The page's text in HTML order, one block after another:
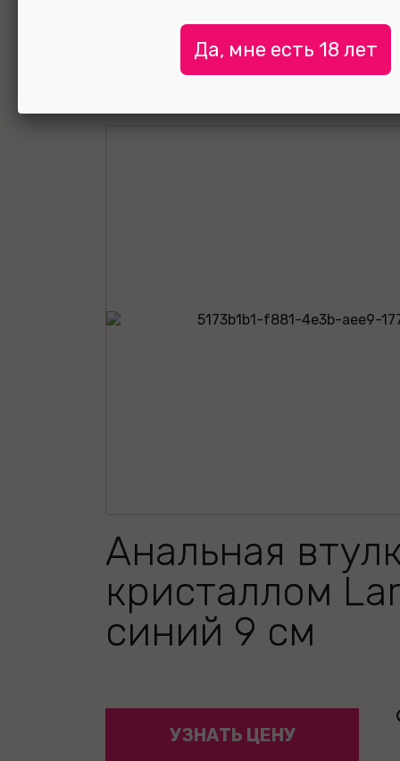
УЗНАТЬ ЦЕНУ
выбрать исравнить
Анальная
кристаллом
синий 9 см
УЗНАТЬ ЦЕНУ
Да, мне есть 18 лет